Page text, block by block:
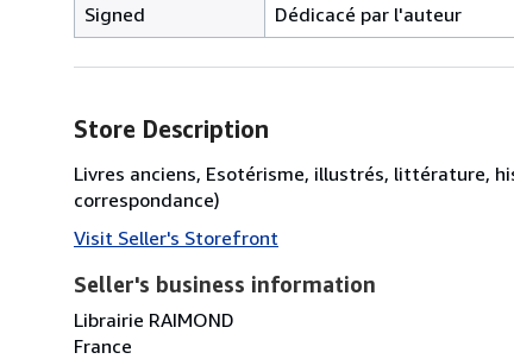
Signed
Dédicacé par l'auteur
Store Description
Livres anciens, Esotérisme, illustrés, littérature,
correspondance)
Visit Seller's Storefront
Seller's business information
Librairie RAIMOND
France